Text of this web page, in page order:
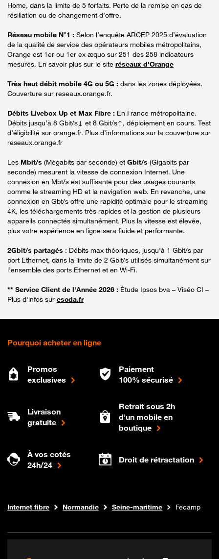
Home, dans la limite de 5 forfaits. Perte de la remise en cas de
résiliation ou de changement d’offre.
Réseau mobile N°1 : Selon l’enquête ARCEP 2025 d’évaluation
de la qualité de service des opérateurs mobiles métropolitains,
Orange est 1er ou 1er ex æquo sur 251 des 258 indicateurs
mesurés. En savoir plus sur le site réseaux d'Orange
Très haut débit mobile 4G ou 5G : dans les zones déployées.
Couverture sur reseaux.orange.fr.
Débits Livebox Up et Max Fibre : En France métropolitaine.
Débits jusqu’à 8 Gbit/s↓ et 8 Gbit/s↑, déploiement en cours. Test
d’éligibilité sur orange.fr. Plus d’informations sur la couverture sur
reseaux.orange.fr
Les Mbit/s (Mégabits par seconde) et Gbit/s (Gigabits par
seconde) mesurent la vitesse de connexion Internet. Une
connexion en Mbt/s est suffisante pour des usages courants
comme le streaming HD et la navigation web. En revanche, une
connexion en Gbt/s offre une rapidité optimale pour le streaming
4K, les téléchargements très rapides et la gestion de plusieurs
appareils connectés simultanément. Plus la vitesse est élevée,
plus votre expérience en ligne sera fluide et performante.
2Gbit/s partagés : Débits max théoriques, jusqu’à 1 Gbit/s par
port Ethernet, dans la limite de 2 Gbit/s utilisés simultanément sur
l’ensemble des ports Ethernet et en Wi-Fi.
** Service Client de l'Année 2026 : Étude Ipsos bva – Viséo CI –
Plus d'infos sur escda.fr
Pourquoi acheter en ligne
Promos
exclusives
Paiement
100% sécurisé
Livraison
gratuite
Retrait sous 2h
d'un mobile en
boutique
À vos cotés
24h/24
Droit de rétractation
Boutique Orange
Internet fibre Normandie Seine-maritime Fecamp